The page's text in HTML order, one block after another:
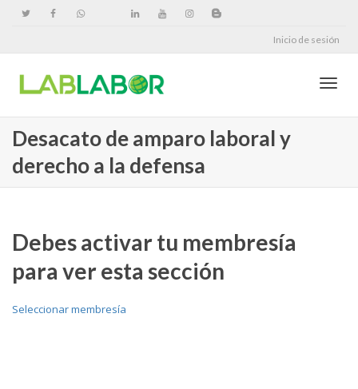
Inicio de sesión
Desacato de amparo laboral y
derecho a la defensa
Debes activar tu membresía
para ver esta sección
Seleccionar membresía